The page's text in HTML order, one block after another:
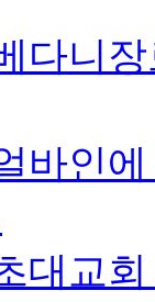
다니
바인
대교